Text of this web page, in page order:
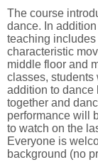
The course
dance. In
teaching
characteristic
middle floor and
classes, students
addition to dance
together and
performance will
to watch on the
Everyone is
background (no